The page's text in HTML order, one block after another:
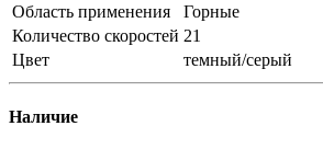
Область применения
Горные
Количество скоростей 21
Цвет
темный/серый
Наличие